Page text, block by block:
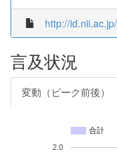
http://
言及状況
変動（ピーク前後）
合計
2.0